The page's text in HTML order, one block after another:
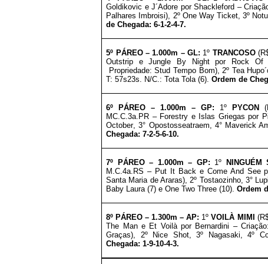
Goldikovic e J´Adore por Shackleford –
Palhares Imbroisi), 2º One Way Ticket, 3º
de Chegada: 6-1-2-4-7.
5º PÁREO –1.000m – GL: 1º TRANCOSO
Outstrip e Jungle By Night por Rock Of
Propriedade:Stud Tempo Bom), 2º Tea
T: 57s23s. N/C.: Tota Tola (6).Ordem de
6º PÁREO –1.000m – GP: 1º PYCON
MC.C.3a.PR – Forestry e Islas Griegas por
October, 3° Opostosseatraem, 4° Maverick
Chegada: 7-2-5-6-10.
7º PÁREO – 1.000m – GP: 1º NINGUÉM
M.C.4a.RS – Put It Back e Come And See
Santa Maria de Araras) 2º Tostaozinho, 3°
Baby Laura (7) e One Two Three (10).Ordem
8º PÁREO –1.300m – AP: 1º VOILÀ MIMI
The Man e Et Voilà por Bernardini –
Graças), 2º Nice Shot, 3º Nagasaki, 4º
Chegada: 1-9-10-4-3.